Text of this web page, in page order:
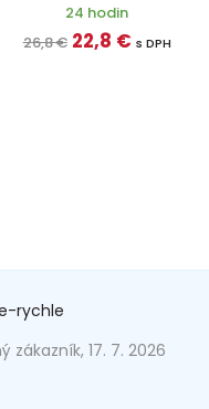
24 hodin
26,8 € 22,8 € s DPH
rychle
zákazník, 17. 7. 2026